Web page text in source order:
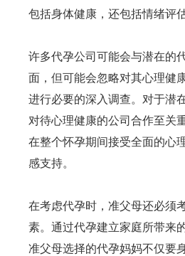
包括身体健康，还包括情绪评
许多代孕公司可能会与潜在的
面，但可能会忽略对其心理健
进行必要的深入调查。对于潜
对待心理健康的公司合作至关
在整个怀孕期间接受全面的心
感支持。
在考虑代孕时，准父母还必须
素。通过代孕建立家庭所带来
准父母选择的代孕妈妈不仅要